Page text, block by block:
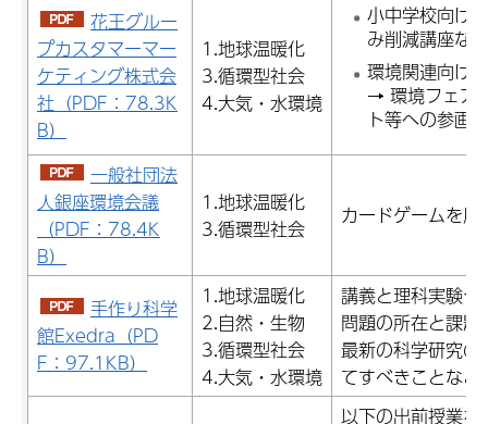
花王グルー
プカスタマーマー
ケティング株式会
社（PDF：78.3K
B）
1.地球温暖化
3.循環型社会
4.大気・水環境
小中学校向け
み削減講座
環境関連向け
→ 環境フェア
ト等への参画
一般社団法
人銀座環境会議
（PDF：78.4K
B）
1.地球温暖化
3.循環型社会
カードゲームを
手作り科学
館Exedra（PD
F：97.1KB）
1.地球温暖化
2.自然・生物
3.循環型社会
4.大気・水環境
講義と理科実験
問題の所在と課
最新の科学研究
てすべきことな
以下の出前授業を